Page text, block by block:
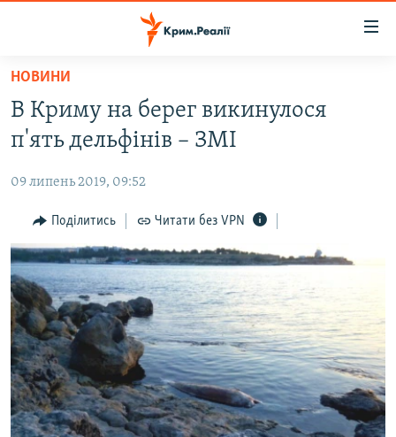
Перейти
основного
матеріалу
до
навігації
Перейти
до
пошуку
ВОДА.КРИМ
ВІДЕО ТА ФОТО
ПОЛІТИКА
БЛОГИ
ПОГЛЯД
ІНТЕРВ'Ю
ВСЕ ЗА ДЕНЬ
СПЕЦПРОЕКТИ
ДЕПОРТАЦІЯ
ВІДЕОУРОКИ «ELIFBE»
ЯК ОБІЙТИ БЛОКУВАННЯ
Русский
НОВИНИ
В Криму на берег викинулося
п'ять дельфінів – ЗМІ
09 липень 2019, 09:52
Поділитись Читати без VPN